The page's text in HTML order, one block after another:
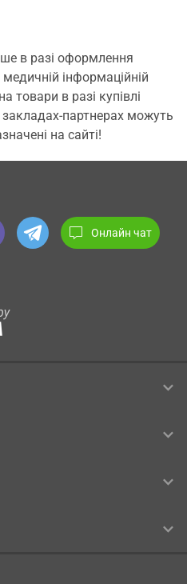
в разі оформлення
інформаційній
товари в разі купівлі
партнерах можуть
на сайті!
Онлайн чат